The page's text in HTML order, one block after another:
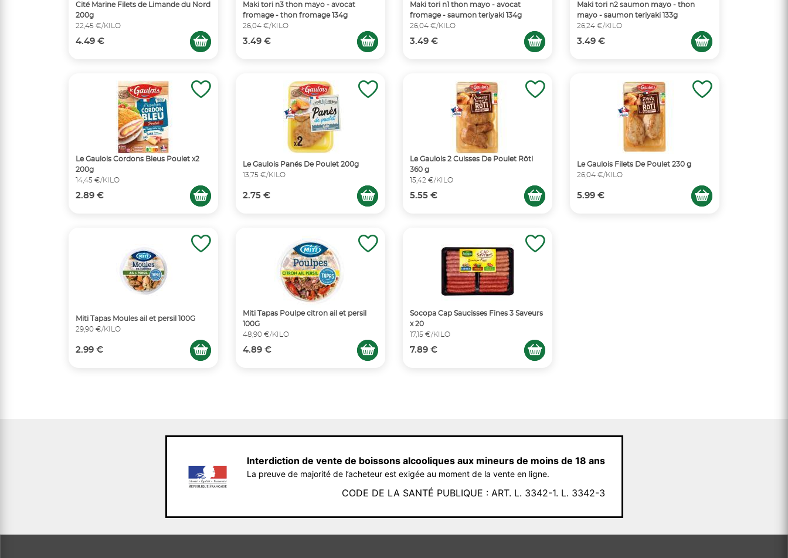
Cité Marine Filets de Limande du Nord
200g
22,45 €/KILO
4.49 €
Maki tori n3 thon mayo - avocat
fromage - thon fromage 134g
26,04 €/KILO
3.49 €
Maki tori n1 thon mayo - avocat
fromage - saumon teriyaki 134g
26,04 €/KILO
3.49 €
Maki tori n2 saumon mayo - thon
mayo - saumon teriyaki 133g
26,24 €/KILO
3.49 €
Le Gaulois Cordons Bleus Poulet x2
200g
14,45 €/KILO
2.89 €
Le Gaulois Panés De Poulet 200g
13,75 €/KILO
2.75 €
Le Gaulois 2 Cuisses De Poulet Rôti
360 g
15,42 €/KILO
5.55 €
Le Gaulois Filets De Poulet 230 g
26,04 €/KILO
5.99 €
Miti Tapas Moules ail et persil 100G
29,90 €/KILO
2.99 €
Miti Tapas Poulpe citron ail et persil
100G
48,90 €/KILO
4.89 €
Socopa Cap Saucisses Fines 3 Saveurs
x 20
17,15 €/KILO
7.89 €
Interdiction de vente de boissons alcooliques aux mineurs de moins de 18 ans
La preuve de majorité de l’acheteur est exigée au moment de la vente en ligne.
CODE DE LA SANTÉ PUBLIQUE : ART. L. 3342-1. L. 3342-3